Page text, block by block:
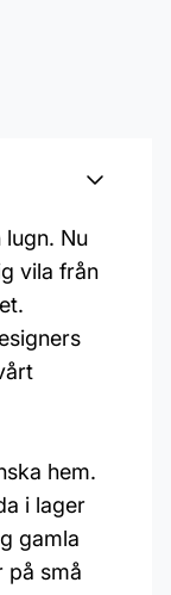
Nu
vila från
hem.
i lager
gamla
på små